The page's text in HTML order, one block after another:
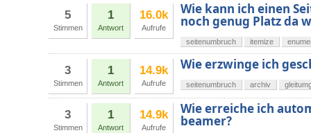
5
Stimmen
1
Antwort
16.0k
Aufrufe
Wie kann ich einen
noch genug Platz da
seitenumbruch itemize
3
Stimmen
1
Antwort
14.9k
Aufrufe
Wie erzwinge ich
seitenumbruch archiv
3
Stimmen
1
Antwort
14.9k
Aufrufe
Wie erreiche ich
beamer?